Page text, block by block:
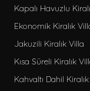
Kapalı Havuzlu
Ekonomik Kiralık
Jakuzili Kiralık Villa
Kısa Süreli Kiralık
Kahvaltı Dahil